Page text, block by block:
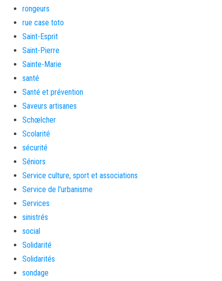
rongeurs
rue case toto
Saint-Esprit
Saint-Pierre
Sainte-Marie
santé
Santé et prévention
Saveurs artisanes
Schœlcher
Scolarité
sécurité
Séniors
Service culture, sport et associations
Service de l'urbanisme
Services
sinistrés
social
Solidarité
Solidarités
sondage